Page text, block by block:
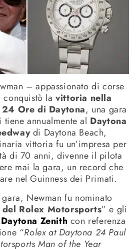
– appassionato di corse
conquistò lavittoria nella
24 Ore di Daytona, una gara
annualmente al Daytona
di Daytona Beach,
vittoria fu un’impresa per
di 70 anni, divenne il pilota
mai la gara, un record che
nel Guinness dei Primati.
Newman fu nominato
del Rolex Motorsports” e gli
Daytona Zenith con referenza
“Rolex at Daytona 24 Paul
Man of the Year